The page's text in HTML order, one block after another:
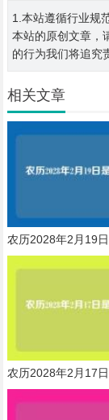
1.本站遵循行业规
本站的原创文章，
的行为我们将追究
相关文章
农历2028年2月19
农历2028年2月17